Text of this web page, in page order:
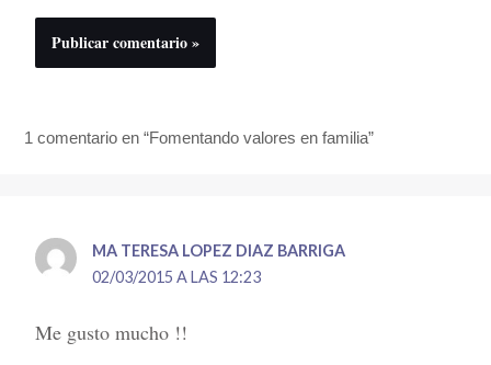
1 comentario en “Fomentando valores en familia”
MA TERESA LOPEZ DIAZ BARRIGA
02/03/2015 A LAS 12:23
Me gusto mucho !!